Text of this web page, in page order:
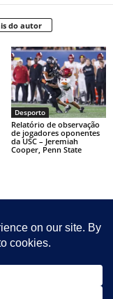
do autor
Desporto
Relatório de observação
de jogadores oponentes
da USC – Jeremiah
Cooper, Penn State